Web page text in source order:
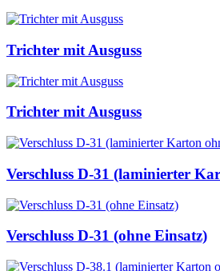
Trichter mit Ausguss
Trichter mit Ausguss
Verschluss D-31 (laminierter
Verschluss D-31 (ohne Einsatz)